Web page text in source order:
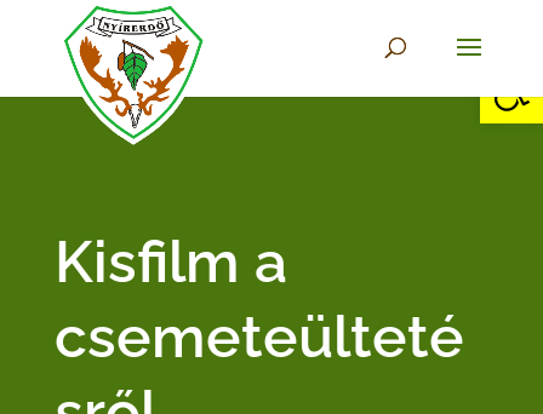
Kisfilm a
csemeteülteté